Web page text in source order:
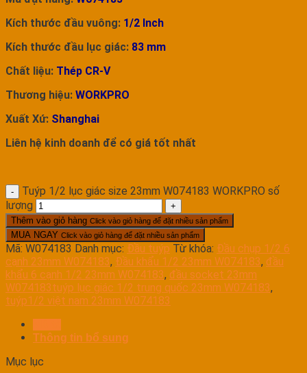
Kích thước đầu vuông: 1/2 Inch
Kích thước đầu lục giác: 83 mm
Chất liệu: Thép CR-V
Thương hiệu: WORKPRO
Xuất Xứ: Shanghai
Liên hệ kinh doanh để có giá tốt nhất
Tuýp 1/2 lục giác size 23mm W074183 WORKPRO số
lượng
Thêm vào giỏ hàng Click vào giỏ hàng để đặt nhiều sản phẩm
MUA NGAY Click vào giỏ hàng để đặt nhiều sản phẩm
Mã: W074183 Danh mục: Đầu tuýp Từ khóa: Đầu chụp 1/2 6
cạnh 23mm W074183, Đầu khẩu 1/2 23mm W074183, đầu
khẩu 6 cạnh 1/2 23mm W074183, đầu socket 23mm
W074183tuýp lục giác 1/2 trung quốc 23mm W074183,
tuýp1/2 việt nam 23mm W074183
Thông tin bổ sung
Mục lục